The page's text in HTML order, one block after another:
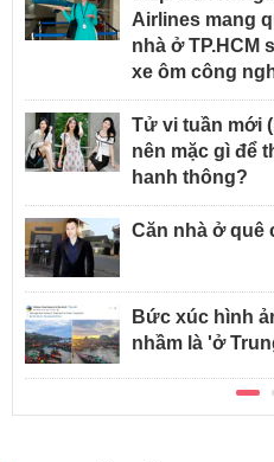
Airlines mang
nhà ở TP.HCM
xe ôm công
Tử vi tuần mới
nên mặc gì để
hanh thông?
Căn nhà ở quê
Bức xúc hình
nhầm là 'ở